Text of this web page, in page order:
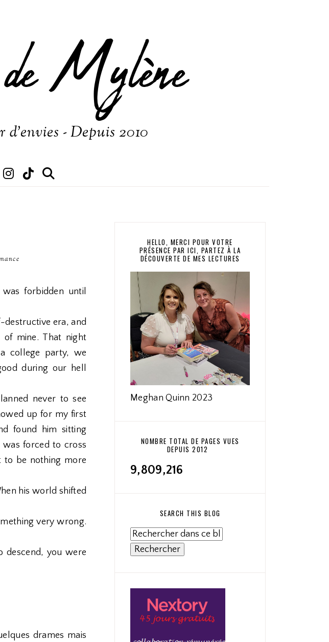
Mylène
- Depuis 2010
forbidden until
destructive era, and
mine. That night
college party, we
during our hell
never to see
up for my first
found him sitting
forced to cross
to be nothing more
his world shifted
very wrong.
descend, you were
drames mais
HELLO, MERCI POUR VOTRE
PRÉSENCE PAR ICI, PARTEZ À LA
DÉCOUVERTE DE MES LECTURES
Meghan Quinn 2023
NOMBRE TOTAL DE PAGES VUES
DEPUIS 2012
9,809,216
SEARCH THIS BLOG